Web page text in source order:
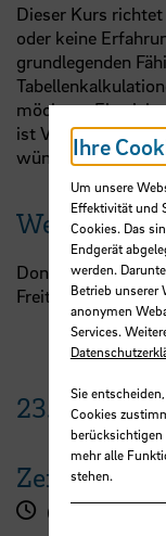
Dieser Kurs
oder keine
grundlegenden
möchten. Ein
ist
wünschenswert.
Weitere
Donnerstag,
Freitag ,
23.
Zeit
09:00 - 13:00
Ihre
Um unsere
Effektivität und
Cookies. Das
Endgerät
werden.
Betrieb unserer
anonymen
Services.
Sie
Cookies
berücksichtigen
mehr alle
stehen.